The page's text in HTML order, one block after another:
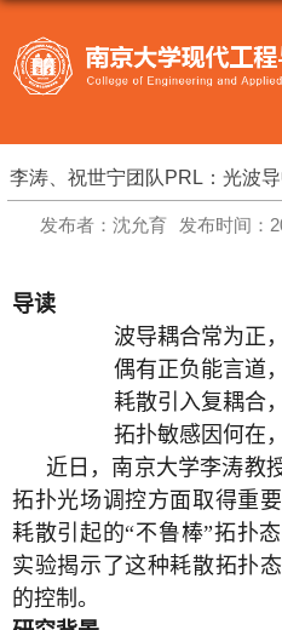
李涛、祝世宁团队PRL：光波
发布者：沈允育 发布时间：
导读
波导耦合常为正
偶有正负能言道
耗散引入复耦合
拓扑敏感因何在
近日，南京大学李涛教
拓扑光场调控方面取得重
耗散引起的“不鲁棒”拓扑
实验揭示了这种耗散拓扑
的控制。